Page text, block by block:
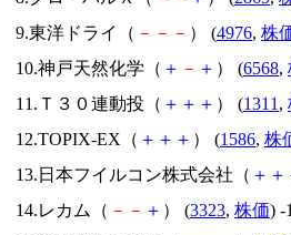
9.東洋ドライ（ － － － ） (4976, 株
10.神戸天然化学（ ＋ － ＋ ） (6568,
11.Ｔ３０連動投（ ＋ ＋ ＋ ） (1311 ,
12.TOPIX-EX（ ＋ ＋ ＋ ） (1586, 株
13.日本フイルコン株式会社（ ＋ ＋
14.レカム（ － － ＋ ） (3323, 株価) -